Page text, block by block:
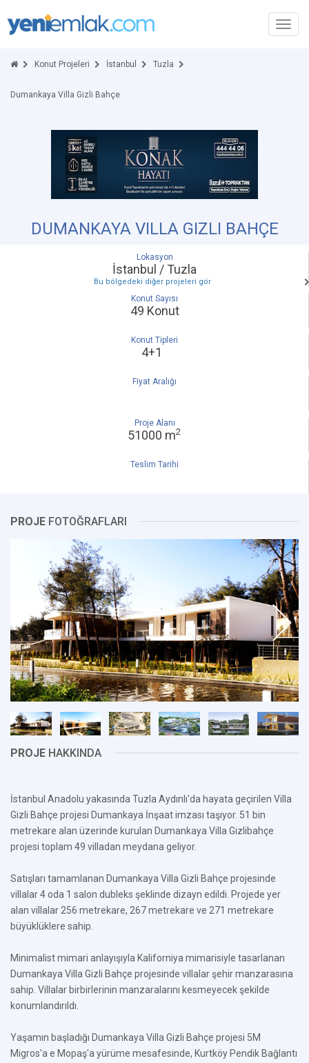
Konut Projeleri İstanbul Tuzla
Dumankaya Villa Gizli Bahçe
DUMANKAYA VILLA GIZLI BAHÇE
Lokasyon
İstanbul / Tuzla
Bu bölgedeki diğer projeleri gör
Konut Sayısı
49 Konut
Konut Tipleri
4+1
Fiyat Aralığı
Proje Alanı
51000 m2
Teslim Tarihi
PROJE FOTOĞRAFLARI
PROJE HAKKINDA
İstanbul Anadolu yakasında Tuzla Aydınlı'da hayata geçirilen Villa
Gizli Bahçe projesi Dumankaya İnşaat imzası taşıyor. 51 bin
metrekare alan üzerinde kurulan Dumankaya Villa Gizlibahçe
projesi toplam 49 villadan meydana geliyor.
Satışları tamamlanan Dumankaya Villa Gizli Bahçe projesinde
villalar 4 oda 1 salon dubleks şeklinde dizayn edildi. Projede yer
alan villalar 256 metrekare, 267 metrekare ve 271 metrekare
büyüklüklere sahip.
Minimalist mimari anlayışıyla Kaliforniya mimarisiyle tasarlanan
Dumankaya Villa Gizli Bahçe projesinde villalar şehir manzarasına
sahip. Villalar birbirlerinin manzaralarını kesmeyecek şekilde
konumlandırıldı.
Yaşamın başladığı Dumankaya Villa Gizli Bahçe projesi 5M
Migros'a e Mopaş'a yürüme mesafesinde, Kurtköy Pendik Bağlantı